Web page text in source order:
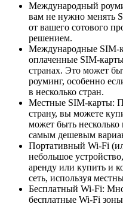
Международный
вам не нужно менять
от вашего сотового
решением.
Международные SIM-
оплаченные SIM-
странах. Это может
роуминг, особенно
в несколько стран.
Местные SIM-карты:
страну, вы можете
может быть несколько
самым дешевым
Портативный Wi-Fi
небольшое
аренду или купить и
сеть, используя
Бесплатный Wi-Fi:
бесплатные Wi-Fi